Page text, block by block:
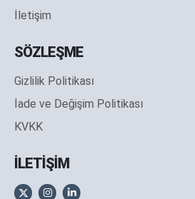
İletişim
SÖZLEŞME
Gizlilik Politikası
İade ve Değişim Politikası
KVKK
İLETİŞİM